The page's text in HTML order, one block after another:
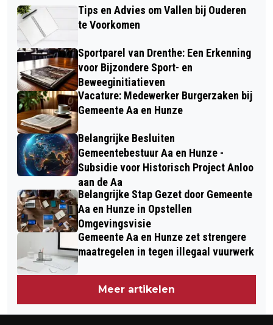
Tips en Advies om Vallen bij Ouderen
te Voorkomen
Sportparel van Drenthe: Een Erkenning
voor Bijzondere Sport- en
Beweeginitiatieven
Vacature: Medewerker Burgerzaken bij
Gemeente Aa en Hunze
Belangrijke Besluiten
Gemeentebestuur Aa en Hunze -
Subsidie voor Historisch Project Anloo
aan de Aa
Belangrijke Stap Gezet door Gemeente
Aa en Hunze in Opstellen
Omgevingsvisie
Gemeente Aa en Hunze zet strengere
maatregelen in tegen illegaal vuurwerk
Meer artikelen